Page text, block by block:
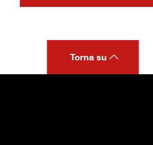
Torna su